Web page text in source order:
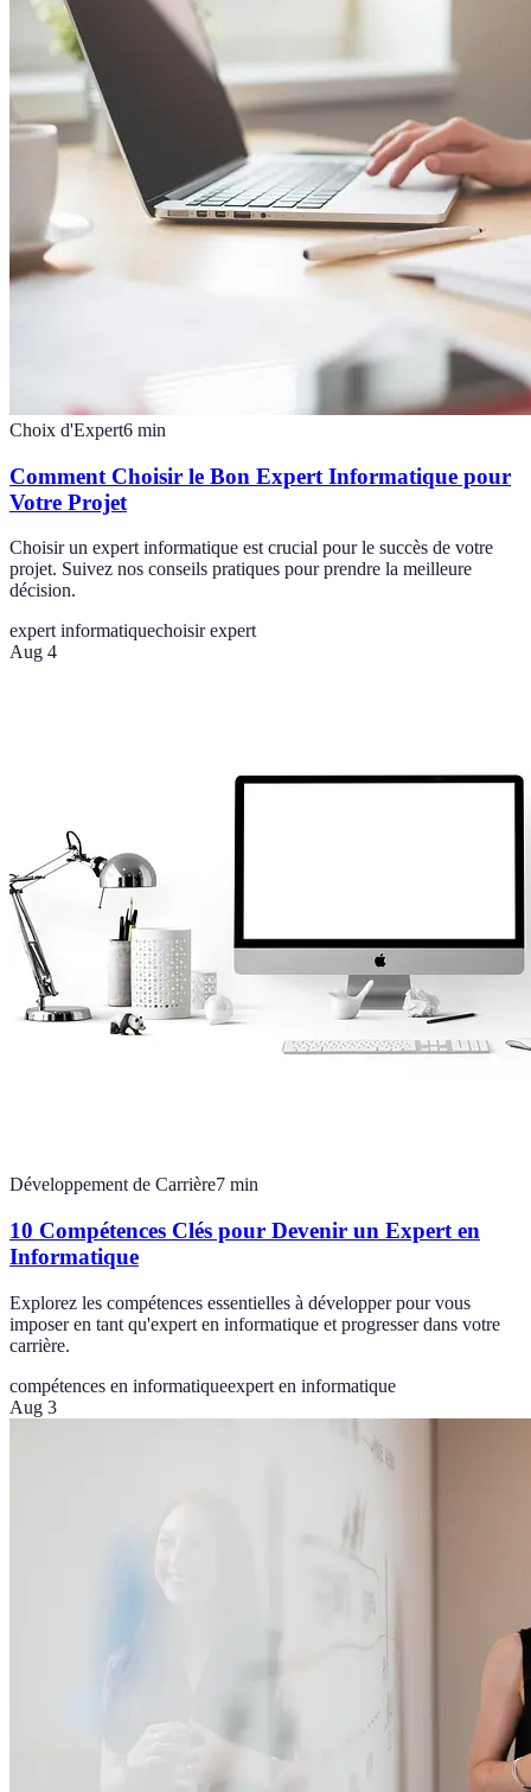
Choix d'Expert6 min
Comment Choisir le Bon Expert Informatique pour
Votre Projet
Choisir un expert informatique est crucial pour le succès de votre
projet. Suivez nos conseils pratiques pour prendre la meilleure
décision.
expert informatiquechoisir expert
Aug 4
Développement de Carrière7 min
10 Compétences Clés pour Devenir un Expert en
Informatique
Explorez les compétences essentielles à développer pour vous
imposer en tant qu'expert en informatique et progresser dans votre
carrière.
compétences en informatiqueexpert en informatique
Aug 3